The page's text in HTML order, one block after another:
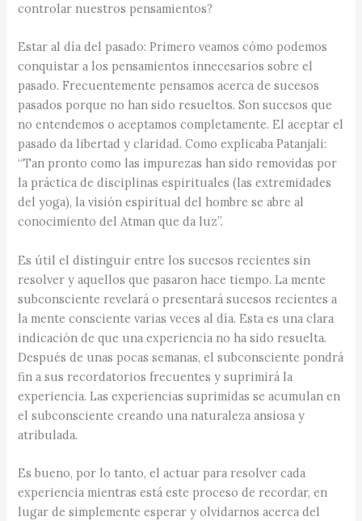
controlar nuestros pensamientos?
Estar al día del pasado: Primero veamos cómo podemos
conquistar a los pensamientos innecesarios sobre el
pasado. Frecuentemente pensamos acerca de sucesos
pasados porque no han sido resueltos. Son sucesos que
no entendemos o aceptamos completamente. El aceptar el
pasado da libertad y claridad. Como explicaba Patanjali:
“Tan pronto como las impurezas han sido removidas por
la práctica de disciplinas espirituales (las extremidades
del yoga), la visión espiritual del hombre se abre al
conocimiento del Atman que da luz”.
Es útil el distinguir entre los sucesos recientes sin
resolver y aquellos que pasaron hace tiempo. La mente
subconsciente revelará o presentará sucesos recientes a
la mente consciente varias veces al día. Esta es una clara
indicación de que una experiencia no ha sido resuelta.
Después de unas pocas semanas, el subconsciente pondrá
fin a sus recordatorios frecuentes y suprimirá la
experiencia. Las experiencias suprimidas se acumulan en
el subconsciente creando una naturaleza ansiosa y
atribulada.
Es bueno, por lo tanto, el actuar para resolver cada
experiencia mientras está este proceso de recordar, en
lugar de simplemente esperar y olvidarnos acerca del